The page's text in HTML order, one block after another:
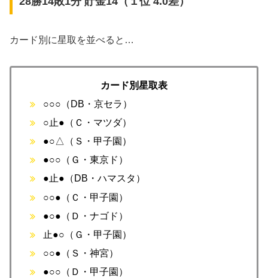
カード別に星取を並べると…
カード別星取表
○○○（DB・京セラ）
○止●（Ｃ・マツダ）
●○△（Ｓ・甲子園）
●○○（Ｇ・東京ド）
●止●（DB・ハマスタ）
○○●（Ｃ・甲子園）
●○●（Ｄ・ナゴド）
止●○（Ｇ・甲子園）
○○●（Ｓ・神宮）
●○○（Ｄ・甲子園）